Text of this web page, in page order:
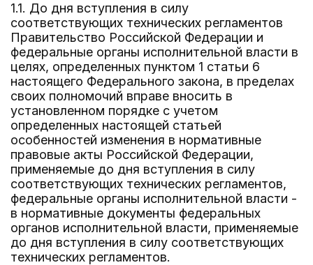
1.1. До дня вступления в силу
соответствующих технических регламентов
Правительство Российской Федерации и
федеральные органы исполнительной власти в
целях, определенных пунктом 1 статьи 6
настоящего Федерального закона, в пределах
своих полномочий вправе вносить в
установленном порядке с учетом
определенных настоящей статьей
особенностей изменения в нормативные
правовые акты Российской Федерации,
применяемые до дня вступления в силу
соответствующих технических регламентов,
федеральные органы исполнительной власти -
в нормативные документы федеральных
органов исполнительной власти, применяемые
до дня вступления в силу соответствующих
технических регламентов.